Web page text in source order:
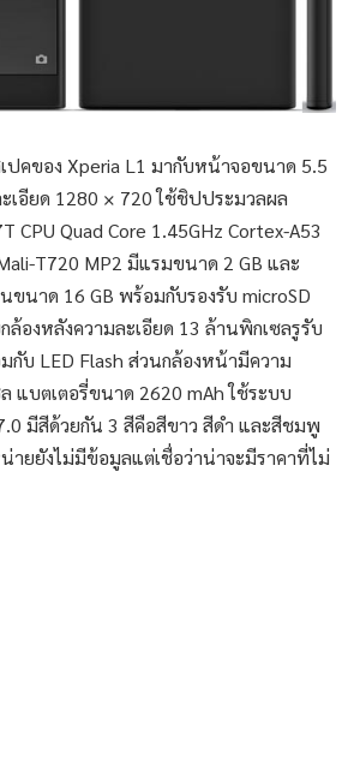
ปคของ Xperia L1 มากับหน้าจอขนาด 5.5
เอียด 1280 × 720 ใช้ชิปประมวลผล
CPU Quad Core 1.45GHz Cortex-A53
T720 MP2 มีแรมขนาด 2 GB และ
นาด 16 GB พร้อมกับรองรับ microSD
ล้องหลังความละเอียด 13 ล้านพิกเซลรูรับ
กับ LED Flash ส่วนกล้องหน้ามีความ
แบตเตอรี่ขนาด 2620 mAh ใช้ระบบ
มีสีด้วยกัน 3 สีคือสีขาว สีดำ และสีชมพู
ายยังไม่มีข้อมูลแต่เชื่อว่าน่าจะมีราคาที่ไม่